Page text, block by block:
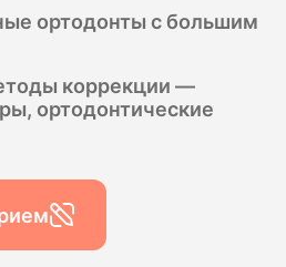
ортодонты с большим
коррекции —
ортодонтические